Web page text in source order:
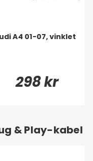
A4 01-07, vinklet
298 kr
& Play-kabel